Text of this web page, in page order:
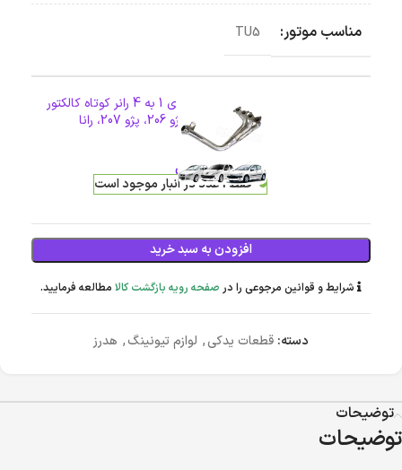
مناسب موتور: TU5
هدرز تیپ 5 فولادی 1 به 4 رانر کوتاه کالکتور
گرد AIR مناسب پژو 206، پژو 207، رانا
5,469,000تومان
فقط 1 عدد در انبار موجود است
افزودن به سبد خرید
شرایط و قوانین مرجوعی را در صفحه رویه بازگشت کالا مطالعه فرمایید.
دسته: قطعات یدکی, لوازم تیونینگ, هدرز
توضیحات
توضیحات